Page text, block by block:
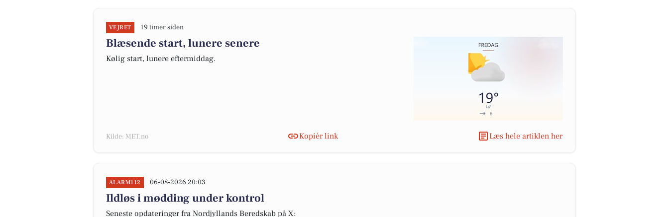
VEJRET 19 timer siden
Blæsende start, lunere senere
Kølig start, lunere eftermiddag.
Kilde: MET.no Kopiér link Læs hele artiklen her
ALARM112 06-08-2026 20:03
Ildløs i mødding under kontrol
Seneste opdateringer fra Nordjyllands Beredskab på X: